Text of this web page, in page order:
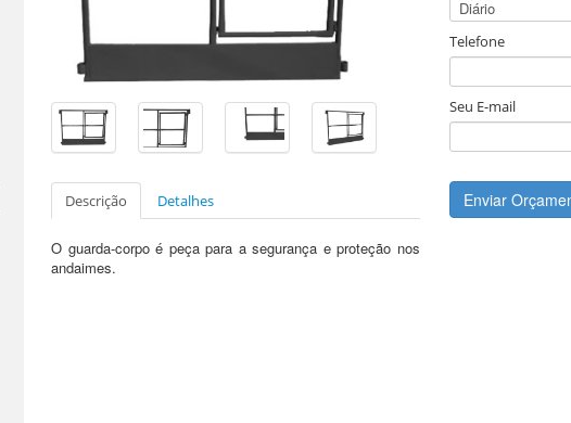
Telefone
Seu E-mail
Enviar
Descrição Detalhes
O guarda-corpo é peça para a segurança e proteção nos
andaimes.